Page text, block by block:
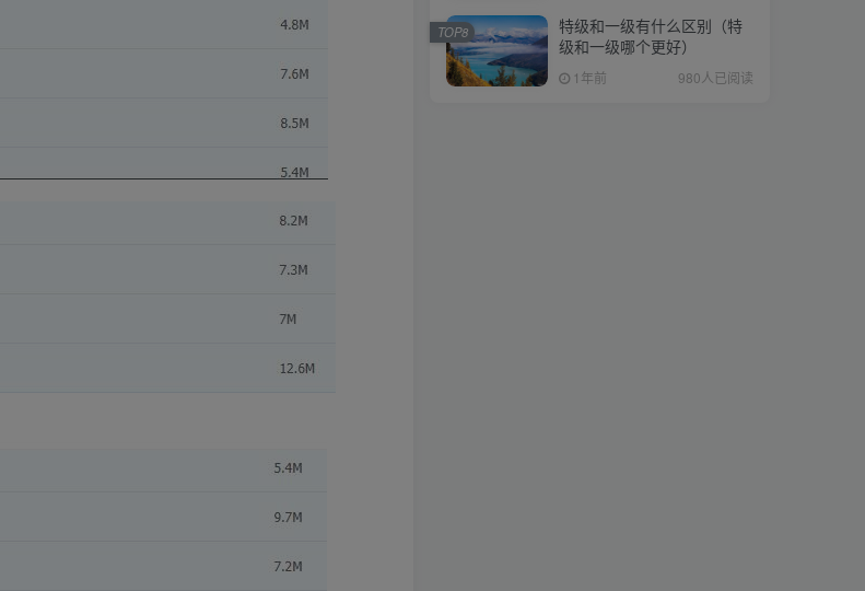
特级和一级有什么区别（特
级和一级哪个更好）
1年前 980人已阅读
TOP8
特级和一级有什么区别（特
级和一级哪个更好）
1年前 980人已阅读
TOP8